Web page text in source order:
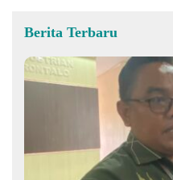
Berita Terbaru